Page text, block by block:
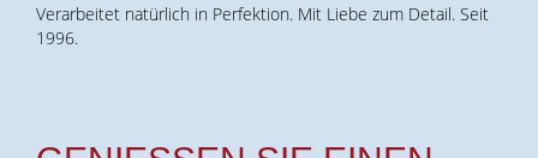
Verarbeitet natürlich in Perfektion. Mit Liebe zum Detail. Seit
1996.